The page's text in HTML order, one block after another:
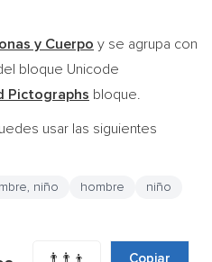
y Cuerpo y se agrupa con
bloque Unicode
Pictographs bloque.
usar las siguientes
niño hombre niño
👨‍👨‍👦 Copiar